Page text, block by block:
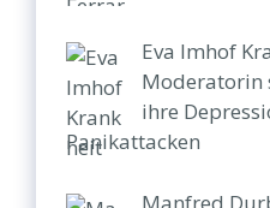
Eva Imhof
Moderatorin
ihre
Panikattacken
Manfred